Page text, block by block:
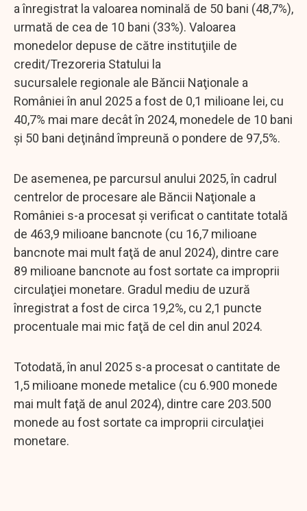
a înregistrat la valoarea nominală de 50 bani (48,7%),
urmată de cea de 10 bani (33%). Valoarea
monedelor depuse de către instituţiile de
credit/Trezoreria Statului la
sucursalele regionale ale Băncii Naţionale a
României în anul 2025 a fost de 0,1 milioane lei, cu
40,7% mai mare decât în 2024, monedele de 10 bani
şi 50 bani deţinând împreună o pondere de 97,5%.
De asemenea, pe parcursul anului 2025, în cadrul
centrelor de procesare ale Băncii Naţionale a
României s-a procesat şi verificat o cantitate totală
de 463,9 milioane bancnote (cu 16,7 milioane
bancnote mai mult faţă de anul 2024), dintre care
89 milioane bancnote au fost sortate ca improprii
circulaţiei monetare. Gradul mediu de uzură
înregistrat a fost de circa 19,2%, cu 2,1 puncte
procentuale mai mic faţă de cel din anul 2024.
Totodată, în anul 2025 s-a procesat o cantitate de
1,5 milioane monede metalice (cu 6.900 monede
mai mult faţă de anul 2024), dintre care 203.500
monede au fost sortate ca improprii circulaţiei
monetare.